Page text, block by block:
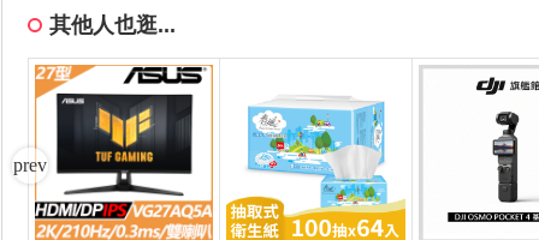
其他人也逛...